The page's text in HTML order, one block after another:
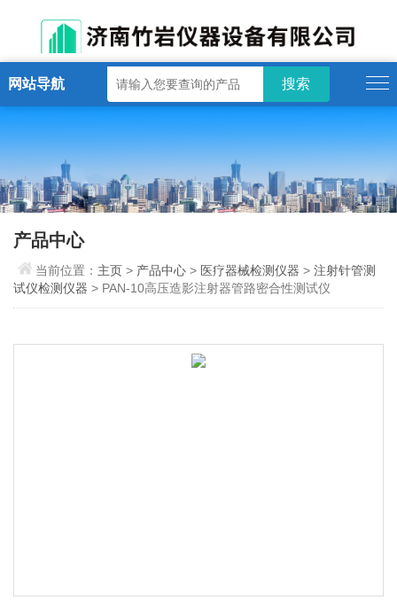
网站导航
产品中心
当前位置： 主页> 产品中心 > 医疗器械检测仪器 >注射针管测
试仪检测仪器 > PAN-10高压造影注射器管路密合性测试仪